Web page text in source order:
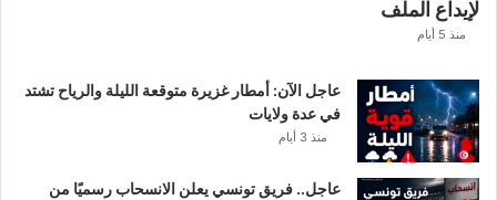
مً
لإيداع الملف
منذ 5 أيام
عاجل الآن: أمطار غزيرة متوقعة الليلة والرياح تشتد
في عدة ولايات
منذ 3 أيام
عاجل.. فريق تونسي يعلن الانسحاب رسميًا من